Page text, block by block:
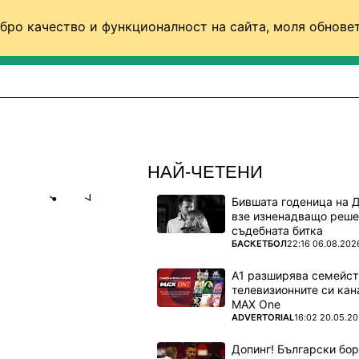
качество и функционалност на сайта, моля
НАЙ-ЧЕТЕНИ
Бившата годеница на
взе изненадващо
съдебната битка
ПОВЕЧЕ ОТ
БАСКЕТБОЛ22:16
А1 разширява
телевизионните си
MAX One
ПОВЕЧЕ ОТ
ADVERTORIAL16:02
Допинг! Български